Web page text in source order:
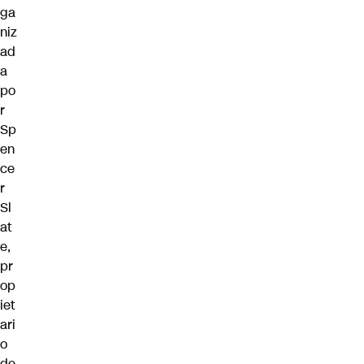
ga
niz
ad
a
po
r
Sp
en
ce
r
Sl
at
e,
pr
op
iet
ari
o